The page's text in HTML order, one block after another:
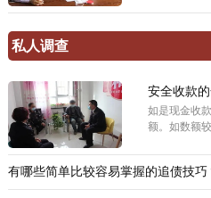
私人调查
安全收款
如是现金收
额。如数额
有哪些简单比较容易掌握的追债技巧